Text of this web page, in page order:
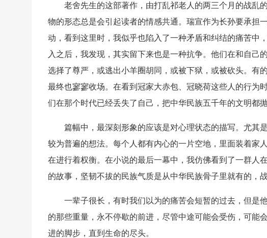
老舍先生的这部著作，由打乱祁老人的两三个月的战乱
物的形态总是会引起读者的情感共通。瑞宣作为长孙要承担
动，看到这里时，我似乎也陷入了一种矛盾和纠结的痛苦中
入之后，我发现，其实留下来也是一种抗争。他们在和自己
选择了尊严，或逃出小羊圈胡同，或被下狱，或被砍头。有
最终也寥寥收场。在看到冠家大赤包、冠晓荷这些人的行为
们在那个时代已经丢失了自己，把中华民族五千年的文明
篇幅中，最深刻形象的应该是对心理状态的描写。尤其
较为普遍的想法。每个人都有内心的一片空地，里面装着家
在进行着权衡。在小说的最后一幕中，我仿佛看到了一群人
的故事，坚韧不拔的民族气质是从中华民族骨子里就有的，
一辈子很长，有时我们以为的痛苦会短暂的过去，但是
的那些重量，永不停歇的前进，尽管中途可能会受伤，可能
进的脚步，直到生命的尽头。